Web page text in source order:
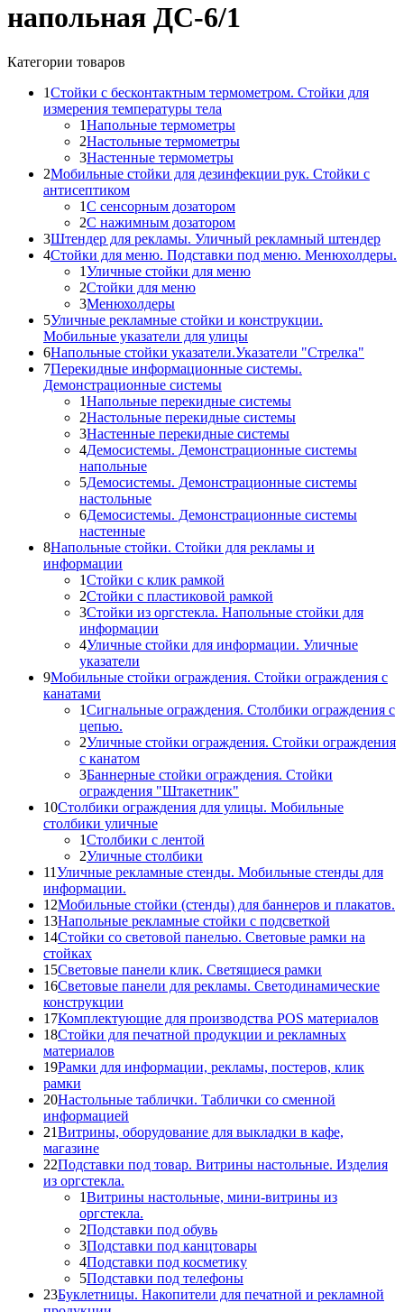
напольная ДС-6/1
Категории товаров
1Стойки с бесконтактным термометром. Стойки для
измерения температуры тела
1Напольные термометры
2Настольные термометры
3Настенные термометры
2Мобильные стойки для дезинфекции рук. Стойки с
антисептиком
1С сенсорным дозатором
2С нажимным дозатором
3Штендер для рекламы. Уличный рекламный штендер
4Стойки для меню. Подставки под меню. Менюхолдеры.
1Уличные стойки для меню
2Стойки для меню
3Менюхолдеры
5Уличные рекламные стойки и конструкции.
Мобильные указатели для улицы
6Напольные стойки указатели.Указатели "Стрелка"
7Перекидные информационные системы.
Демонстрационные системы
1Напольные перекидные системы
2Настольные перекидные системы
3Настенные перекидные системы
4Демосистемы. Демонстрационные системы
напольные
5Демосистемы. Демонстрационные системы
настольные
6Демосистемы. Демонстрационные системы
настенные
8Напольные стойки. Стойки для рекламы и
информации
1Стойки с клик рамкой
2Стойки с пластиковой рамкой
3Стойки из оргстекла. Напольные стойки для
информации
4Уличные стойки для информации. Уличные
указатели
9Мобильные стойки ограждения. Стойки ограждения с
канатами
1Сигнальные ограждения. Столбики ограждения с
цепью.
2Уличные стойки ограждения. Стойки ограждения
с канатом
3Баннерные стойки ограждения. Стойки
ограждения "Штакетник"
10Столбики ограждения для улицы. Мобильные
столбики уличные
1Столбики с лентой
2Уличные столбики
11Уличные рекламные стенды. Мобильные стенды для
информации.
12Мобильные стойки (стенды) для баннеров и плакатов.
13Напольные рекламные стойки с подсветкой
14Стойки со световой панелью. Световые рамки на
стойках
15Световые панели клик. Светящиеся рамки
16Световые панели для рекламы. Светодинамические
конструкции
17Комплектующие для производства POS материалов
18Стойки для печатной продукции и рекламных
материалов
19Рамки для информации, рекламы, постеров, клик
рамки
20Настольные таблички. Таблички со сменной
информацией
21Витрины, оборудование для выкладки в кафе,
магазине
22Подставки под товар. Витрины настольные. Изделия
из оргстекла.
1Витрины настольные, мини-витрины из
оргстекла.
2Подставки под обувь
3Подставки под канцтовары
4Подставки под косметику
5Подставки под телефоны
23Буклетницы. Накопители для печатной и рекламной